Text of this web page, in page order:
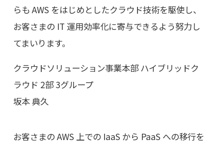
らも AWS をはじめとしたクラウド技術を駆使し、
お客さまの IT 運用効率化に寄与できるよう努力し
てまいります。
クラウドソリューション事業本部 ハイブリッドク
ラウド 2部 3グループ
坂本 典久
お客さまの AWS 上での IaaS から PaaS への移行を